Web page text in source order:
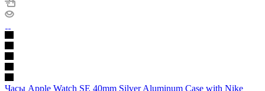
Часы Apple Watch SE 40mm Silver Aluminum Case with Nike